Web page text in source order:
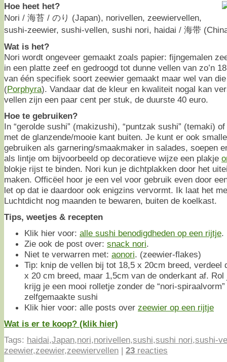
Hoe heet het?
Nori / 海苔 / のり (Japan), norivellen, zeewiervellen,
sushi-zeewier, sushi-vellen, sushi nori, haidai / 海带
Wat is het?
Nori wordt ongeveer gemaakt zoals papier: fijngemalen
in een platte zeef en gedroogd tot dunne vellen van zo’n
van één specifiek soort zeewier gemaakt maar wel van
(Porphyra). Vandaar dat de kleur en kwaliteit nogal kan
vellen zijn een paar cent per stuk, de duurste 40 euro.
Hoe te gebruiken?
In “gerolde sushi” (makizushi), “puntzak sushi” (temaki)
met de glanzende/mooie kant buiten. Je kunt er ook
gebruiken als garnering/smaakmaker in salades, soepen
als lintje om bijvoorbeeld op decoratieve wijze een plakje
blokje rijst te binden. Nori kun je dichtplakken door het
maken. Officëel hoor je een vel voor gebruik even door
let op dat ie daardoor ook enigzins vervormt. Ik laat het
Luchtdicht nog maanden te bewaren, buiten de koelkast.
Tips, weetjes & recepten
Klik hier voor: alle sushi benodigdheden op een rijtje.
Zie ook de post over: snack nori.
Niet te verwarren met: aonori. (zeewier-flakes)
Tip: knip de vellen bij tot 18,5 x 20cm breed, verdeel
x 20 cm breed, maar 1,5cm van de onderkant af.
krijg je een mooi rolletje zonder de “nori-
zelfgemaakte sushi
Klik hier voor: alle posts over zeewier op een rijtje
Wat is er te koop? (klik hier)
Tags: haidai,Japan,nori,norivellen,sushi,sushi nori,sushi-
zeewier,zeewier,zeewiervellen | 23 reacties